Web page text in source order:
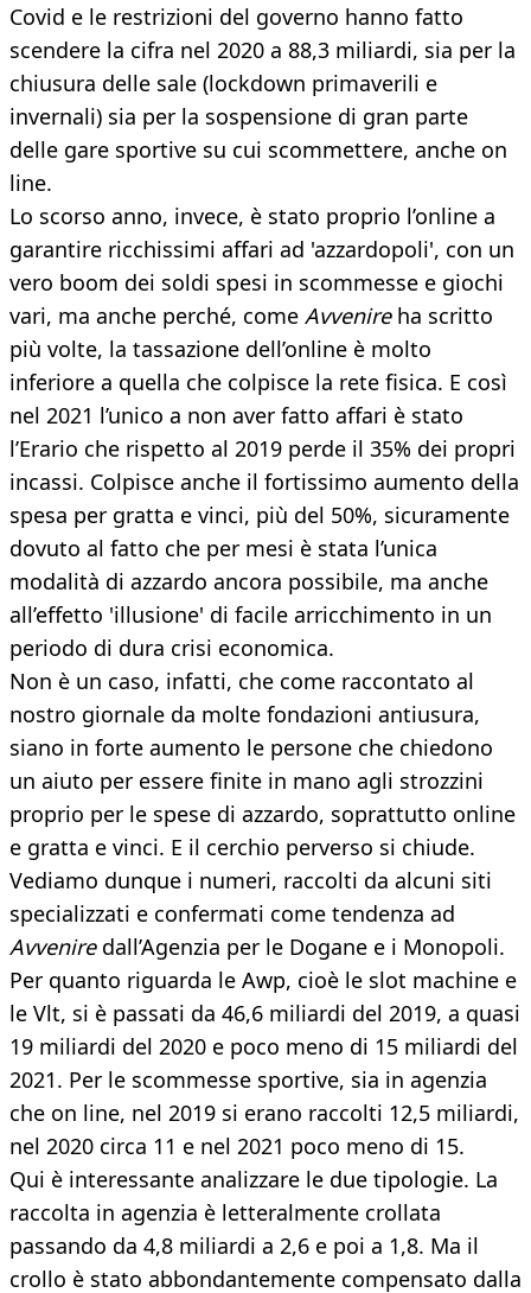
Covid e le restrizioni del governo hanno fatto
scendere la cifra nel 2020 a 88,3 miliardi, sia per la
chiusura delle sale (lockdown primaverili e
invernali) sia per la sospensione di gran parte
delle gare sportive su cui scommettere, anche on
line.
Lo scorso anno, invece, è stato proprio l’online a
garantire ricchissimi affari ad 'azzardopoli', con un
vero boom dei soldi spesi in scommesse e giochi
vari, ma anche perché, come Avvenireha scritto
più volte, la tassazione dell’online è molto
inferiore a quella che colpisce la rete fisica. E così
nel 2021 l’unico a non aver fatto affari è stato
l’Erario che rispetto al 2019 perde il 35% dei propri
incassi. Colpisce anche il fortissimo aumento della
spesa per gratta e vinci, più del 50%, sicuramente
dovuto al fatto che per mesi è stata l’unica
modalità di azzardo ancora possibile, ma anche
all’effetto 'illusione' di facile arricchimento in un
periodo di dura crisi economica.
Non è un caso, infatti, che come raccontato al
nostro giornale da molte fondazioni antiusura,
siano in forte aumento le persone che chiedono
un aiuto per essere finite in mano agli strozzini
proprio per le spese di azzardo, soprattutto online
e gratta e vinci. E il cerchio perverso si chiude.
Vediamo dunque i numeri, raccolti da alcuni siti
specializzati e confermati come tendenza ad
Avveniredall’Agenzia per le Dogane e i Monopoli.
Per quanto riguarda le Awp, cioè le slot machine e
le Vlt, si è passati da 46,6 miliardi del 2019, a quasi
19 miliardi del 2020 e poco meno di 15 miliardi del
2021. Per le scommesse sportive, sia in agenzia
che on line, nel 2019 si erano raccolti 12,5 miliardi,
nel 2020 circa 11 e nel 2021 poco meno di 15.
Qui è interessante analizzare le due tipologie. La
raccolta in agenzia è letteralmente crollata
passando da 4,8 miliardi a 2,6 e poi a 1,8. Ma il
crollo è stato abbondantemente compensato dalla